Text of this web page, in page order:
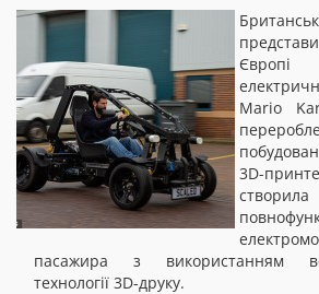
Mario
3D-
створила
пасажира з використанням
технології 3D-друку.